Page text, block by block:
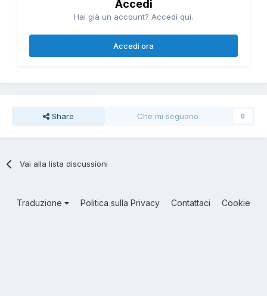
Accedi
Hai già un account? Accedi qui.
Accedi ora
Share Che mi seguono 0
Vai alla lista discussioni
Traduzione Politica sulla Privacy Contattaci Cookie